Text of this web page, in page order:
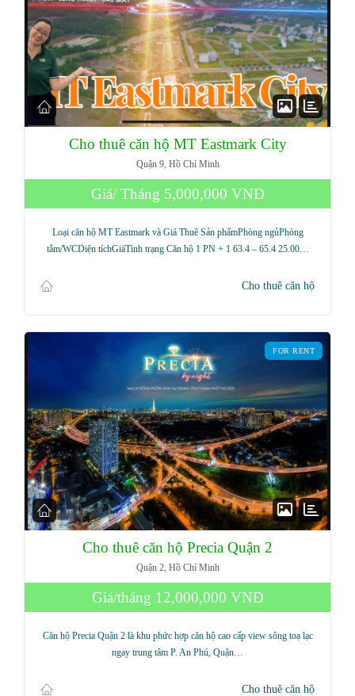
Cho thuê căn hộ MT Eastmark City
Quận 9, Hồ Chí Minh
Giá/ Tháng 5,000,000 VNĐ
Loại căn hộ MT Eastmark và Giá Thuê Sản phẩmPhòng ngủPhòng
tắm/WCDiện tíchGiáTình trạng Căn hộ 1 PN + 1 63.4 – 65.4 25.00…
Cho thuê căn hộ
FOR RENT
Cho thuê căn hộ Precia Quận 2
Quận 2, Hồ Chí Minh
Giá/tháng 12,000,000 VNĐ
Căn hộ Precia Quận 2 là khu phức hợp căn hộ cao cấp view sông toạ lạc
ngay trung tâm P. An Phú, Quận…
Cho thuê căn hộ